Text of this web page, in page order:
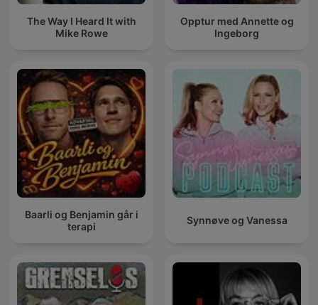
The Way I Heard It with
Mike Rowe
Opptur med Annette og
Ingeborg
Baarli og Benjamin går i
terapi
Synnøve og Vanessa